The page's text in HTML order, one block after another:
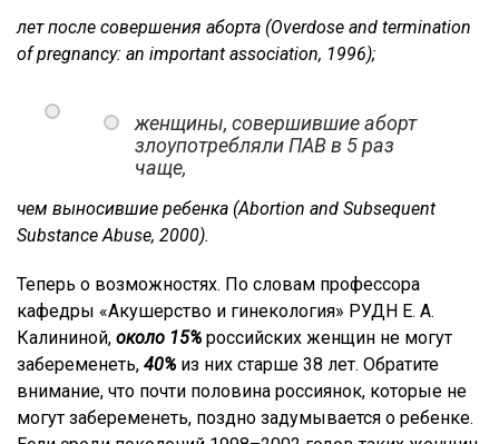
лет после совершения аборта (Overdose and termination
of pregnancy: an important association, 1996);
женщины, совершившие аборт
злоупотребляли ПАВ в 5 раз
чаще,
чем выносившие ребенка (Abortion and Subsequent
Substance Abuse, 2000).
Теперь о возможностях. По словам профессора
кафедры «Акушерство и гинекология» РУДН Е. А.
Калининой, около 15% российских женщин не могут
забеременеть, 40% из них старше 38 лет. Обратите
внимание, что почти половина россиянок, которые не
могут забеременеть, поздно задумывается о ребенке.